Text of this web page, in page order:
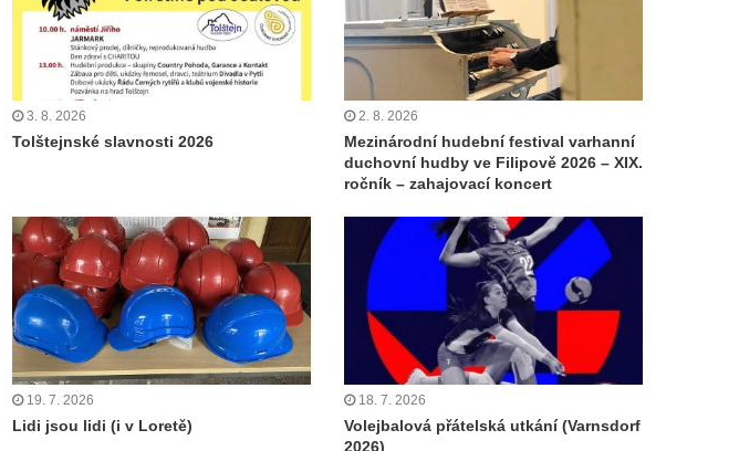
3. 8. 2026
Tolštejnské slavnosti 2026
2. 8. 2026
Mezinárodní hudební festival varhanní
duchovní hudby ve Filipově 2026 – XIX.
ročník – zahajovací koncert
19. 7. 2026
Lidi jsou lidi (i v Loretě)
18. 7. 2026
Volejbalová přátelská utkání (Varnsdorf
2026)